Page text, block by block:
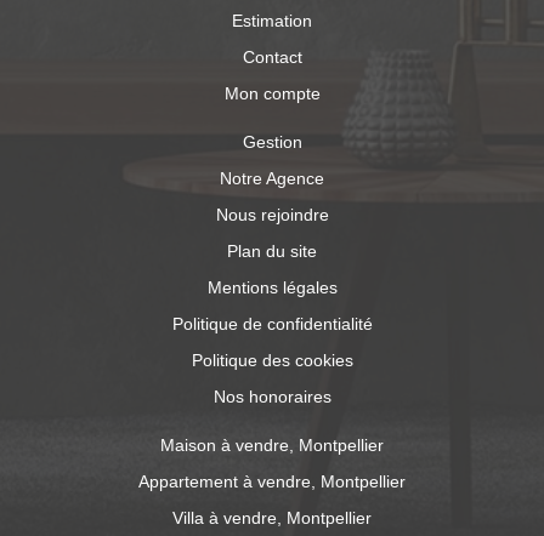
Estimation
Contact
Mon compte
Gestion
Notre Agence
Nous rejoindre
Plan du site
Mentions légales
Politique de confidentialité
Politique des cookies
Nos honoraires
Maison à vendre, Montpellier
Appartement à vendre, Montpellier
Villa à vendre, Montpellier